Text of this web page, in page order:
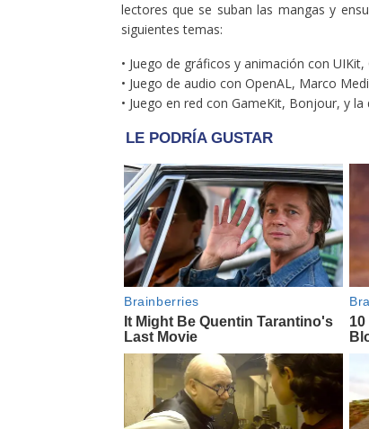
lectores que se suban las mangas y
siguientes temas:
• Juego de gráficos y animación con
• Juego de audio con OpenAL, Marco
• Juego en red con GameKit, Bonjour, y